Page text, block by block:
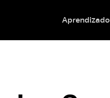
Aprendizado